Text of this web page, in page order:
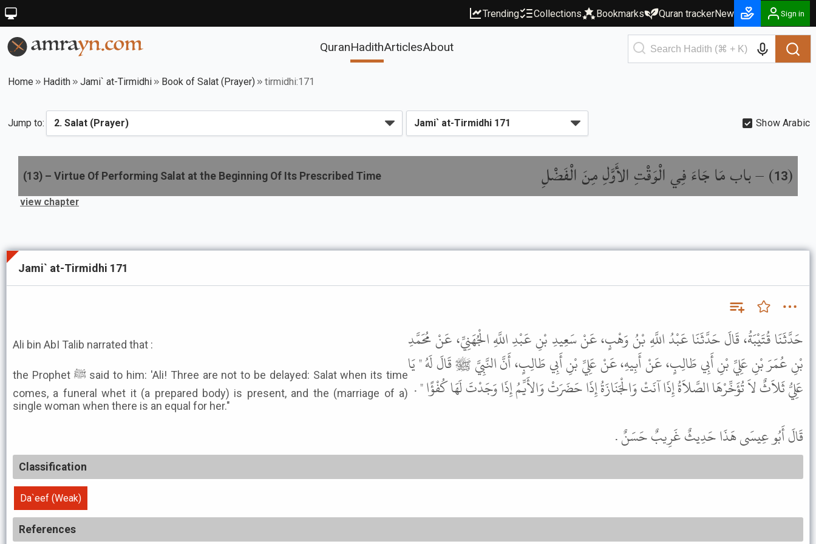
Trending Collections Bookmarks Quran trackerNew Sign in
QuranHadithArticlesAbout
Home Hadith Jami` at-Tirmidhi Book of Salat (Prayer) tirmidhi:171
Jump to: Show Arabic
(
13
) –باب مَا جَاءَ فِي الْوَقْتِ الأَوَّلِ مِنَ الْفَضْلِ (13) – Virtue Of Performing Salat at the Beginning Of Its Prescribed Time
view chapter
Jami` at-Tirmidhi 171
Ali bin AbI Talib narrated that :
the Prophet ﷺ said to him: 'Ali! Three are not to be delayed: Salat when its time
comes, a funeral whet it (a prepared body) is present, and the (marriage of a)
single woman when there is an equal for her."
حَدَّثَنَا قُتَيْبَةُ، قَالَ حَدَّثَنَا عَبْدُ اللَّهِ بْنُ وَهْبٍ، عَنْ سَعِيدِ بْنِ عَبْدِ اللَّهِ الْجُهَنِيِّ، عَنْ مُحَمَّدِ
بْنِ عُمَرَ بْنِ عَلِيِّ بْنِ أَبِي طَالِبٍ، عَنْ أَبِيهِ، عَنْ عَلِيِّ بْنِ أَبِي طَالِبٍ، أَنَّ النَّبِيَّ ﷺ قَالَ لَهُ " يَا
عَلِيُّ ثَلاَثٌ لاَ تُؤَخِّرْهَا الصَّلاَةُ إِذَا آنَتْ وَالْجَنَازَةُ إِذَا حَضَرَتْ وَالأَيِّمُ إِذَا وَجَدْتَ لَهَا كُفْؤًا " .
قَالَ أَبُو عِيسَى هَذَا حَدِيثٌ غَرِيبٌ حَسَنٌ .
Classification
Da`eef (Weak)
References